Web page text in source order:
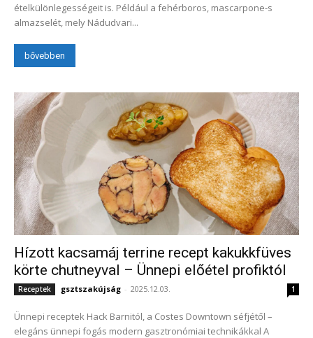
ételkülönlegességeit is. Például a fehérboros, mascarpone-s
almazselét, mely Nádudvari...
bővebben
Hízott kacsamáj terrine recept kakukkfüves
körte chutneyval – Ünnepi előétel profiktól
Receptek gsztszakújság - 2025.12.03. 1
Ünnepi receptek Hack Barnitól, a Costes Downtown séfjétől –
elegáns ünnepi fogás modern gasztronómiai technikákkal A